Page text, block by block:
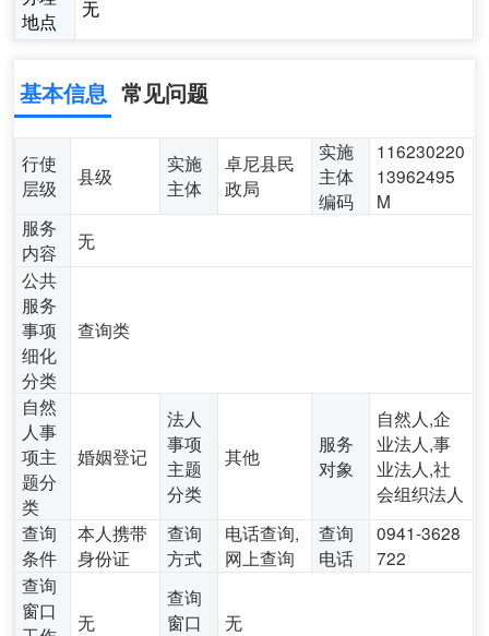
地点
无
基本信息 常见问题
行使
层级
县级
实施
主体
卓尼县民
政局
实施
主体
编码
116230220
13962495
M
服务
内容
无
公共
服务
事项
细化
分类
查询类
自然
人事
项主
题分
类
婚姻登记
法人
事项
主题
分类
其他
服务
对象
自然人,企
业法人,事
业法人,社
会组织法人
查询
条件
本人携带
身份证
查询
方式
电话查询,
网上查询
查询
电话
0941-3628
722
查询
窗口
无
查询
窗口
无